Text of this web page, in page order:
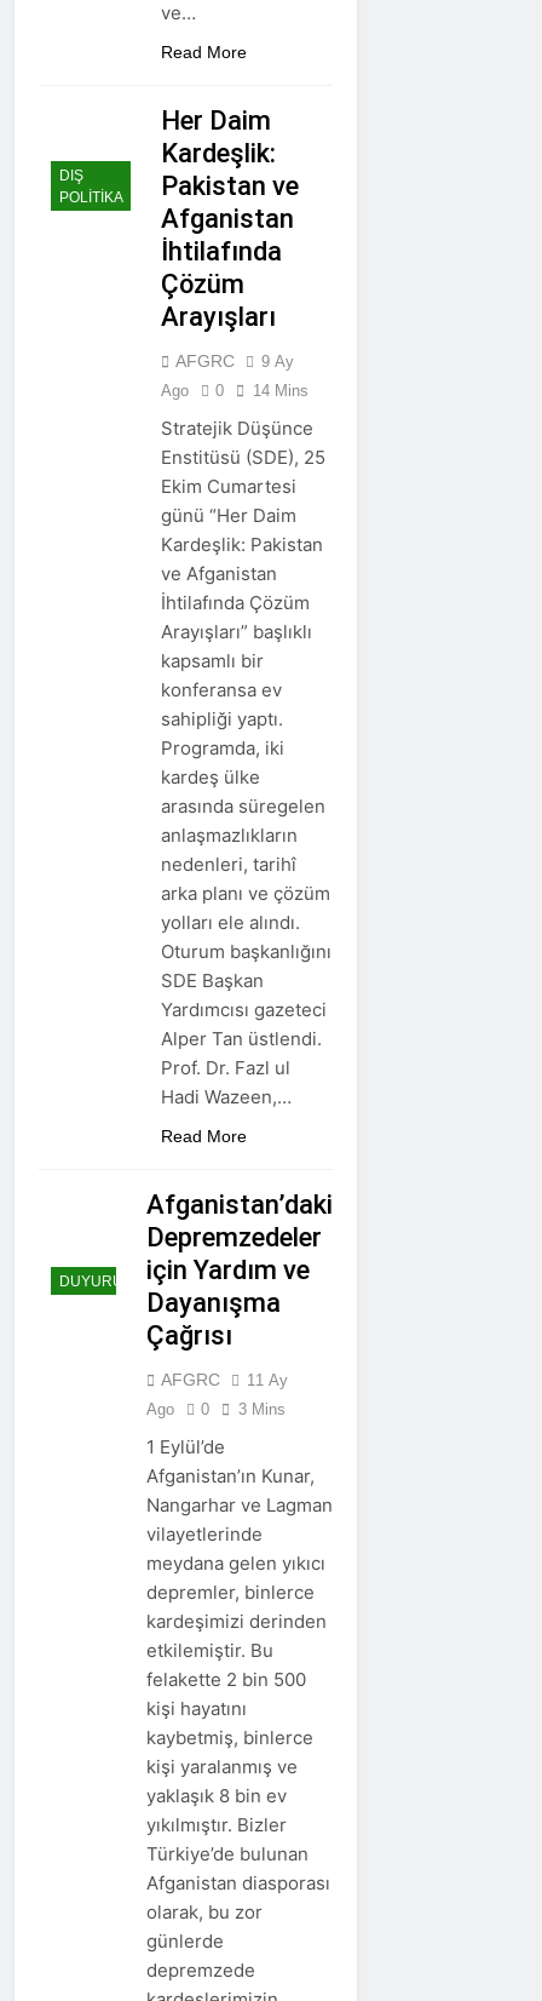
ve…
Read More
DIŞ
POLİTİKA
Her Daim
Kardeşlik:
Pakistan ve
Afganistan
İhtilafında
Çözüm
Arayışları
AFGRC
9 Ay
Ago
0 14 Mins
Stratejik Düşünce
Enstitüsü (SDE), 25
Ekim Cumartesi
günü “Her Daim
Kardeşlik: Pakistan
ve Afganistan
İhtilafında Çözüm
Arayışları” başlıklı
kapsamlı bir
konferansa ev
sahipliği yaptı.
Programda, iki
kardeş ülke
arasında süregelen
anlaşmazlıkların
nedenleri, tarihî
arka planı ve çözüm
yolları ele alındı.
Oturum başkanlığını
SDE Başkan
Yardımcısı gazeteci
Alper Tan üstlendi.
Prof. Dr. Fazl ul
Hadi Wazeen,…
Read More
DUYURULAR
Afganistan’daki
Depremzedeler
için Yardım ve
Dayanışma
Çağrısı
AFGRC
11 Ay
Ago
0 3 Mins
1 Eylül’de
Afganistan’ın Kunar,
Nangarhar ve Lagman
vilayetlerinde
meydana gelen yıkıcı
depremler, binlerce
kardeşimizi derinden
etkilemiştir. Bu
felakette 2 bin 500
kişi hayatını
kaybetmiş, binlerce
kişi yaralanmış ve
yaklaşık 8 bin ev
yıkılmıştır. Bizler
Türkiye’de bulunan
Afganistan diasporası
olarak, bu zor
günlerde
depremzede